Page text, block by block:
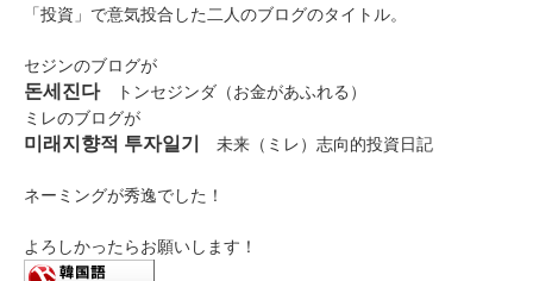
「投資」で意気投合した二人のブログのタイトル。
セジンのブログが
돈세진다トンセジンダ（お金があふれる）
ミレのブログが
미래지향적 투자일기 未来（ミレ）志向的投資日記
ネーミングが秀逸でした！
よろしかったらお願いします！